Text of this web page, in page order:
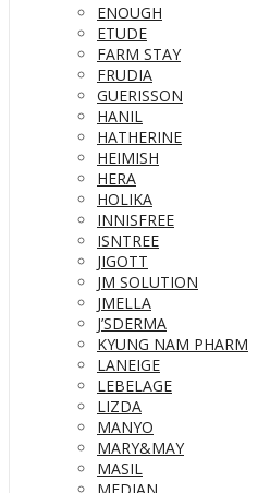
ENOUGH
ETUDE
FARM STAY
FRUDIA
GUERISSON
HANIL
HATHERINE
HEIMISH
HERA
HOLIKA
INNISFREE
ISNTREE
JIGOTT
JM SOLUTION
JMELLA
J’SDERMA
KYUNG NAM PHARM
LANEIGE
LEBELAGE
LIZDA
MANYO
MARY&MAY
MASIL